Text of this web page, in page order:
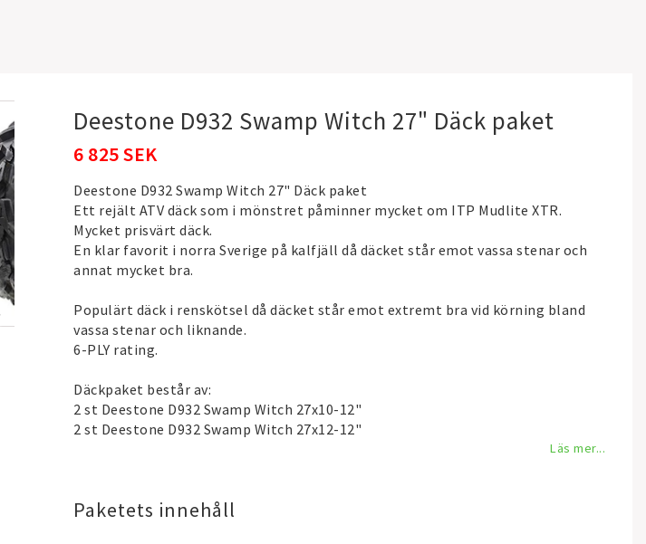
Deestone D932 Swamp Witch 27" Däck paket
6 825 SEK
Deestone D932 Swamp Witch 27" Däck paket
Ett rejält ATV däck som i mönstret påminner mycket om ITP Mudlite XTR.
Mycket prisvärt däck.
En klar favorit i norra Sverige på kalfjäll då däcket står emot vassa stenar och
annat mycket bra.
Populärt däck i renskötsel då däcket står emot extremt bra vid körning bland
vassa stenar och liknande.
6-PLY rating.
Däckpaket består av:
2 st Deestone D932 Swamp Witch 27x10-12"
2 st Deestone D932 Swamp Witch 27x12-12"
Läs mer...
Paketets innehåll